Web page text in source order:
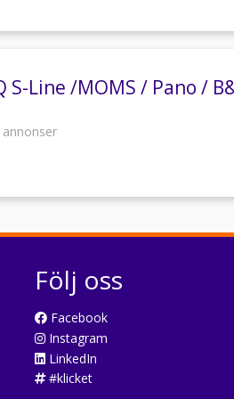
S-Line /MOMS / Pano /
annonser
Följ oss
Facebook
Instagram
LinkedIn
#klicket